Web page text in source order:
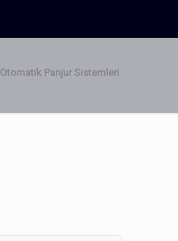
Otomatik Panjur Sistemleri